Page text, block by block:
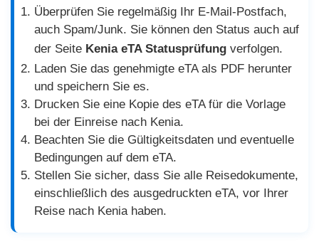
Überprüfen Sie regelmäßig Ihr E-Mail-Postfach,
auch Spam/Junk. Sie können den Status auch auf
der Seite Kenia eTA Statusprüfung verfolgen.
Laden Sie das genehmigte eTA als PDF herunter
und speichern Sie es.
Drucken Sie eine Kopie des eTA für die Vorlage
bei der Einreise nach Kenia.
Beachten Sie die Gültigkeitsdaten und eventuelle
Bedingungen auf dem eTA.
Stellen Sie sicher, dass Sie alle Reisedokumente,
einschließlich des ausgedruckten eTA, vor Ihrer
Reise nach Kenia haben.